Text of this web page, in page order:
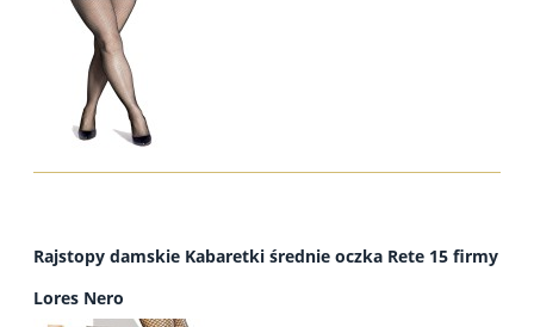
Rajstopy damskie Kabaretki średnie oczka Rete 15 firmy
Lores Nero